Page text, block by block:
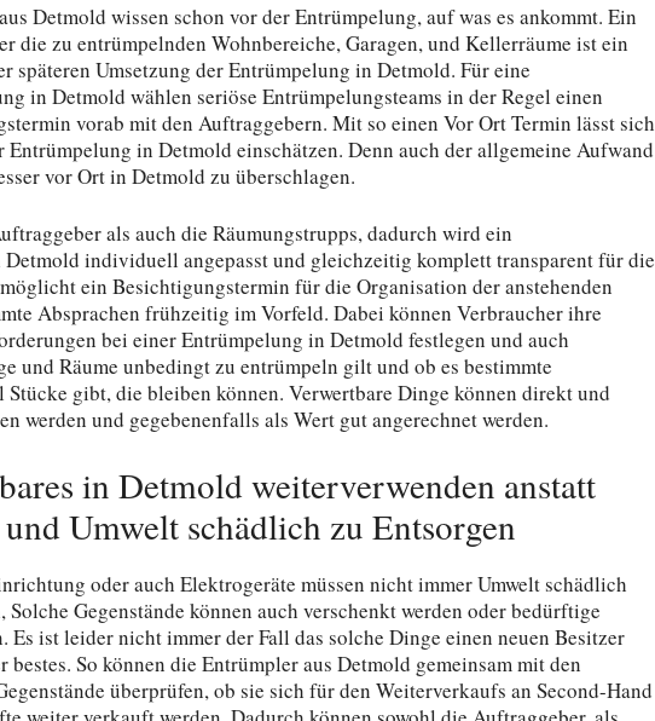
Detmold wissen schon vor der Entrümpelung, auf was es ankommt. Ein
die zu entrümpelnden Wohnbereiche, Garagen, und Kellerräume ist ein
späteren Umsetzung der Entrümpelung in Detmold. Für eine
in Detmold wählen seriöse Entrümpelungsteams in der Regel einen
vorab mit den Auftraggebern. Mit so einen Vor Ort Termin lässt sich
Entrümpelung in Detmold einschätzen. Denn auch der allgemeine Aufwand
vor Ort in Detmold zu überschlagen.
als auch die Räumungstrupps, dadurch wird ein
Detmold individuell angepasst und gleichzeitig komplett transparent für die
ein Besichtigungstermin für die Organisation der anstehenden
Absprachen frühzeitig im Vorfeld. Dabei können Verbraucher ihre
bei einer Entrümpelung in Detmold festlegen und auch
und Räume unbedingt zu entrümpeln gilt und ob es bestimmte
gibt, die bleiben können. Verwertbare Dinge können direkt und
werden und gegebenenfalls als Wert gut angerechnet werden.
in Detmold weiterverwenden anstatt
Umwelt schädlich zu Entsorgen
oder auch Elektrogeräte müssen nicht immer Umwelt schädlich
Solche Gegenstände können auch verschenkt werden oder bedürftige
Es ist leider nicht immer der Fall das solche Dinge einen neuen Besitzer
bestes. So können die Entrümpler aus Detmold gemeinsam mit den
überprüfen, ob sie sich für den Weiterverkaufs an Second-Hand